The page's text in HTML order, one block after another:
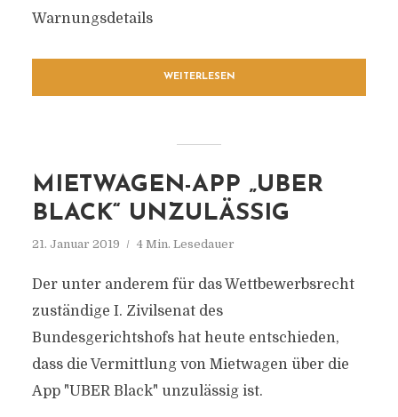
Warnungsdetails
WEITERLESEN
MIETWAGEN-APP „UBER
BLACK“ UNZULÄSSIG
21. Januar 2019 4 Min. Lesedauer
Der unter anderem für das Wettbewerbsrecht
zuständige I. Zivilsenat des
Bundesgerichtshofs hat heute entschieden,
dass die Vermittlung von Mietwagen über die
App "UBER Black" unzulässig ist.